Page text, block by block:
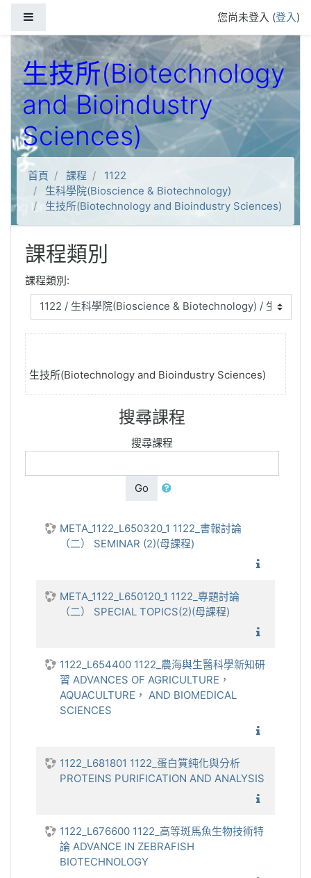
您尚未登入 (登入)
生技所(Biotechnology
and Bioindustry
Sciences)
首頁 課程
1122
生科學院(Bioscience & Biotechnology)
生技所(Biotechnology and Bioindustry Sciences)
課程類別
課程類別:
生技所(Biotechnology and Bioindustry Sciences)
搜尋課程
搜尋課程
Go
META_1122_L650320_1 1122_書報討論
（二） SEMINAR (2)(母課程)
META_1122_L650120_1 1122_專題討論
（二） SPECIAL TOPICS(2)(母課程)
1122_L654400 1122_農海與生醫科學新知研
習 ADVANCES OF AGRICULTURE，
AQUACULTURE， AND BIOMEDICAL
SCIENCES
1122_L681801 1122_蛋白質純化與分析
PROTEINS PURIFICATION AND ANALYSIS
1122_L676600 1122_高等斑馬魚生物技術特
論 ADVANCE IN ZEBRAFISH
BIOTECHNOLOGY